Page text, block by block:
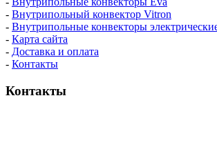
- Внутрипольный конвектор Vitron
- Внутрипольные конвекторы
- Карта сайта
- Доставка и оплата
- Контакты
Контакты